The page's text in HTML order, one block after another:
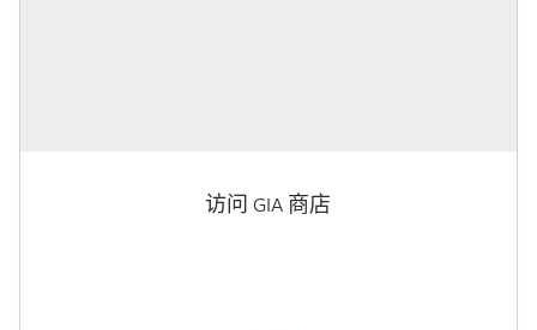
访问 GIA 商店